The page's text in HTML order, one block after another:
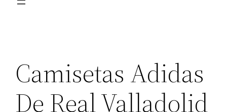
Camisetas Adidas
De Real Valladolid